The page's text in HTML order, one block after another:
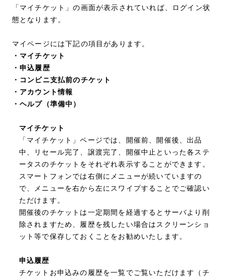
「マイチケット」の画面が表示されていれば、ログイン状
態となります。
マイページには下記の項目があります。
・マイチケット
・申込履歴
・コンビニ支払前のチケット
・アカウント情報
・ヘルプ（準備中）
マイチケット
「マイチケット」ページでは、開催前、開催後、出品
中、リセール完了、譲渡完了、開催中止といった各ステ
ータスのチケットをそれぞれ表示することができます。
スマートフォンでは右側にメニューが続いていますの
で、メニューを右から左にスワイプすることでご確認い
ただけます。
開催後のチケットは一定期間を経過するとサーバより削
除されますため、履歴を残したい場合はスクリーンショ
ット等で保存しておくことをお勧めいたします。
申込履歴
チケットお申込みの履歴を一覧でご覧いただけます（チ